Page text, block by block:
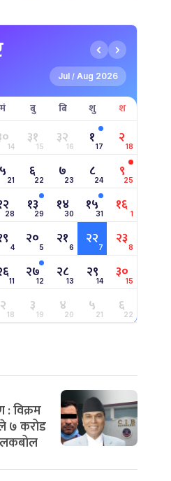
Jul / Aug 2026
मं बु बि शु श
14 ३१15 ३२16 १17 २18
५ 21 ६22 ७23 ८24 ९25
28 १३29 १४30 १५31 १६ 1
4 २०5 २१6 २२7 २३8
11 २७12 २८13 २९14 ३०15
२18 ३19 ४20 ५21 ६22
: विक्रम
७ करोड